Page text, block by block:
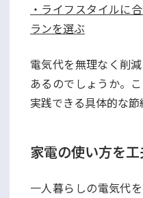
・ライフスタイルに
ランを選ぶ
電気代を無理なく削
あるのでしょうか。
実践できる具体的な節
家電の使い方を
一人暮らしの電気代